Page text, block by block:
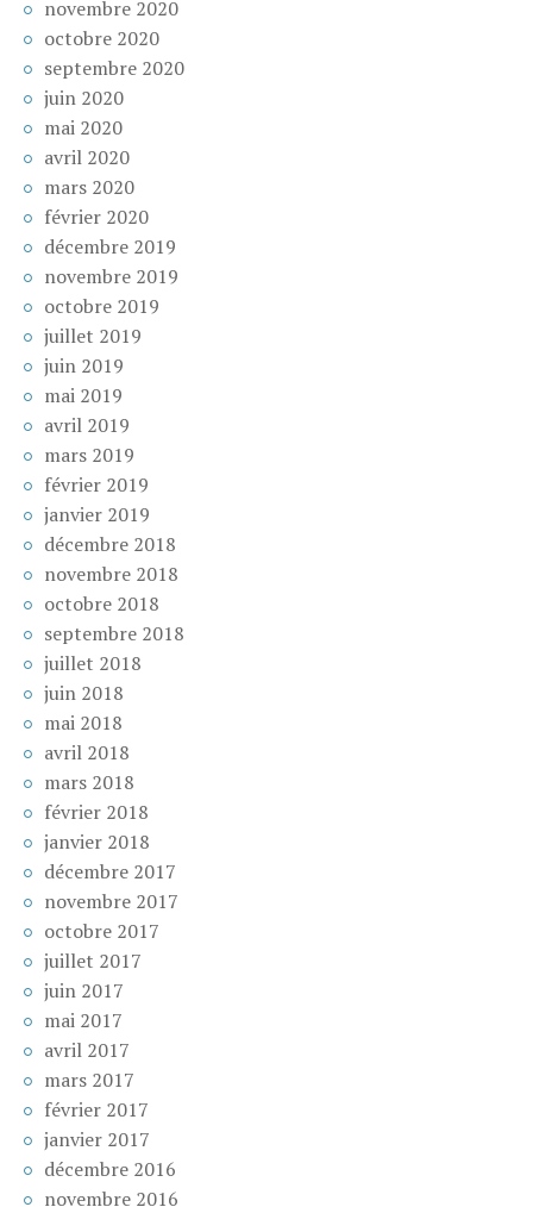
novembre 2020
octobre 2020
septembre 2020
juin 2020
mai 2020
avril 2020
mars 2020
février 2020
décembre 2019
novembre 2019
octobre 2019
juillet 2019
juin 2019
mai 2019
avril 2019
mars 2019
février 2019
janvier 2019
décembre 2018
novembre 2018
octobre 2018
septembre 2018
juillet 2018
juin 2018
mai 2018
avril 2018
mars 2018
février 2018
janvier 2018
décembre 2017
novembre 2017
octobre 2017
juillet 2017
juin 2017
mai 2017
avril 2017
mars 2017
février 2017
janvier 2017
décembre 2016
novembre 2016